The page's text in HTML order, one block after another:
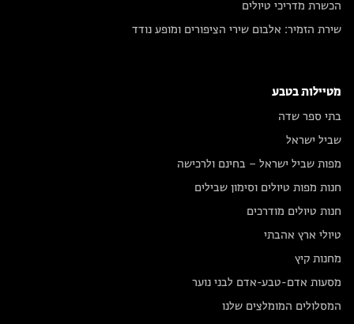
הכשרת מדריכי טיולים
שירת הזמיר: אלבום שירי הציפורים ומופע נודד
מטיילות בטבע
בתי ספר שדה
שביל ישראל
מפות שביל ישראל – בחינם ולרכישה
חנות מפות טיולים וסימון שבילים
חנות טיולים מודרכים
טיולי ארץ אהבתי
מחנות קיץ
מסעות אדם-טבע-אדם לבני נוער
המסלולים המומלצים שלנו